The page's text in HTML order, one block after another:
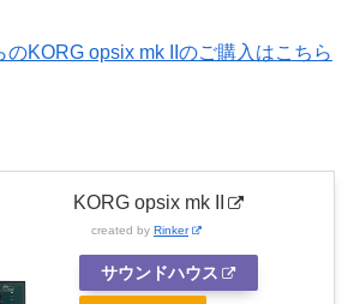
KORG opsix mk IIのご購入はこちら
KORG opsix mk II
created by Rinker
サウンドハウス